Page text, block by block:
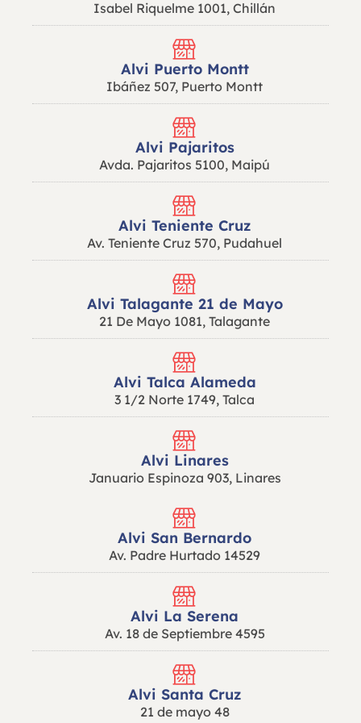
Isabel Riquelme 1001, Chillán
Alvi Puerto Montt
Ibáñez 507, Puerto Montt
Alvi Pajaritos
Avda. Pajaritos 5100, Maipú
Alvi Teniente Cruz
Av. Teniente Cruz 570, Pudahuel
Alvi Talagante 21 de Mayo
21 De Mayo 1081, Talagante
Alvi Talca Alameda
3 1/2 Norte 1749, Talca
Alvi Linares
Januario Espinoza 903, Linares
Alvi San Bernardo
Av. Padre Hurtado 14529
Alvi La Serena
Av. 18 de Septiembre 4595
Alvi Santa Cruz
21 de mayo 48